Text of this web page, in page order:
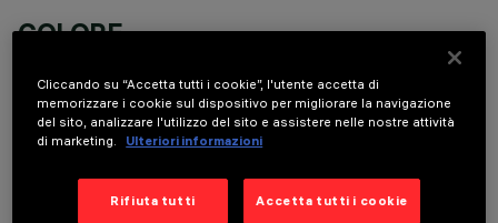
COLORE
COMPONENTI OPZIONALI
Cliccando su “Accetta tutti i cookie”, l'utente accetta di
memorizzare i cookie sul dispositivo per migliorare la navigazione
del sito, analizzare l'utilizzo del sito e assistere nelle nostre attività
di marketing.
Ulteriori informazioni
Rifiuta tutti Accetta tutti i cookie